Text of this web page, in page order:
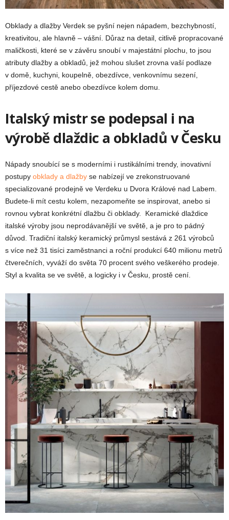
Obklady a dlažby Verdek se pyšní nejen nápadem, bezchybností,
kreativitou, ale hlavně – vášní. Důraz na detail, citlivě propracované
maličkosti, které se v závěru snoubí v majestátní plochu, to jsou
atributy dlažby a obkladů, jež mohou slušet zrovna vaší podlaze
v domě, kuchyni, koupelně, obezdívce, venkovnímu sezení,
příjezdové cestě anebo obezdívce kolem domu.
Italský mistr se podepsal i na
výrobě dlaždic a obkladů v Česku
Nápady snoubící se s moderními i rustikálními trendy, inovativní
postupy obklady a dlažby se nabízejí ve zrekonstruované
specializované prodejně ve Verdeku u Dvora Králové nad Labem.
Budete-li mít cestu kolem, nezapomeňte se inspirovat, anebo si
rovnou vybrat konkrétní dlažbu či obklady. Keramické dlaždice
italské výroby jsou neprodávanější ve světě, a je pro to pádný
důvod. Tradiční italský keramický průmysl sestává z 261 výrobců
s více než 31 tisíci zaměstnanci a roční produkcí 640 milionu metrů
čtverečních, vyváží do světa 70 procent svého veškerého prodeje.
Styl a kvalita se ve světě, a logicky i v Česku, prostě cení.